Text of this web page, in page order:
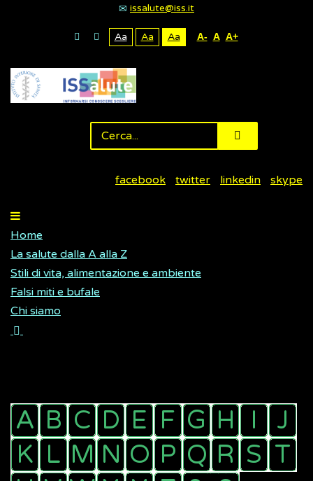
issalute@iss.it
Aa Aa Aa A- A A+
facebook twitter linkedin skype
Home
La salute dalla A alla Z
Stili di vita, alimentazione e ambiente
Falsi miti e bufale
Chi siamo